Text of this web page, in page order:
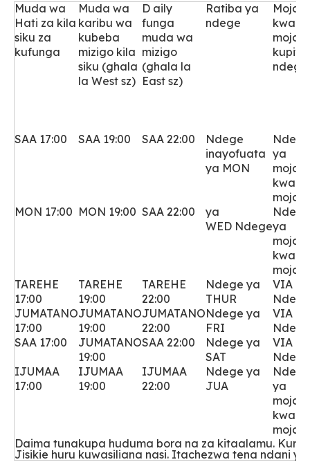
Muda wa
Hati za kila
siku za
kufunga
Muda wa
karibu wa
kubeba
mizigo kila
siku (ghala
la West sz)
D aily
funga
muda wa
mizigo
(ghala la
East sz)
Ratiba ya
ndege
Moja
kwa
moja
kupitia
ndege
SAA 17:00 SAA 19:00 SAA 22:00
Ndege
inayofuata
ya MON
Ndege
ya
moja
kwa
moja
MON 17:00 MON 19:00 SAA 22:00
ya
WED Ndege
Ndege
ya
moja
kwa
moja
TAREHE
17:00
TAREHE
19:00
TAREHE
22:00
Ndege ya
THUR
VIA
Ndege
JUMATANO
17:00
JUMATANO
19:00
JUMATANO
22:00
Ndege ya
FRI
VIA
Ndege
SAA 17:00
JUMATANO
19:00
SAA 22:00
Ndege ya
SAT
VIA
Ndege
IJUMAA
17:00
IJUMAA
19:00
IJUMAA
22:00
Ndege ya
JUA
Ndege
ya
moja
kwa
moja
Daima tunakupa huduma bora na za kitaalamu.
Jisikie huru kuwasiliana nasi. Itachezwa tena ndani ya